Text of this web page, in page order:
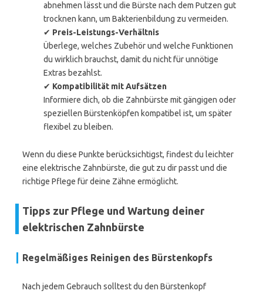
abnehmen lässt und die Bürste nach dem Putzen gut
trocknen kann, um Bakterienbildung zu vermeiden.
✔ Preis-Leistungs-Verhältnis
Überlege, welches Zubehör und welche Funktionen
du wirklich brauchst, damit du nicht für unnötige
Extras bezahlst.
✔ Kompatibilität mit Aufsätzen
Informiere dich, ob die Zahnbürste mit gängigen oder
speziellen Bürstenköpfen kompatibel ist, um später
flexibel zu bleiben.
Wenn du diese Punkte berücksichtigst, findest du leichter
eine elektrische Zahnbürste, die gut zu dir passt und die
richtige Pflege für deine Zähne ermöglicht.
Tipps zur Pflege und Wartung deiner
elektrischen Zahnbürste
Regelmäßiges Reinigen des Bürstenkopfs
Nach jedem Gebrauch solltest du den Bürstenkopf